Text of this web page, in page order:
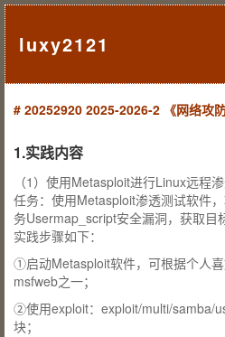
luxy2121
# 20252920 2025-2026-2 《网络攻
1.实践内容
（1）使用Metasploit进行Linux远程
任务：使用Metasploit渗透测试软件
务Usermap_script安全漏洞，获取目
实践步骤如下：
①启动Metasploit软件，可根据个人喜
msfweb之一；
②使用exploit：exploit/multi/samba/
块；